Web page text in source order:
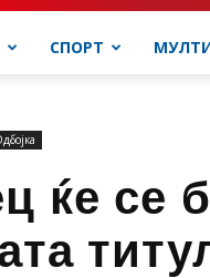
СПОРТ
ќе се